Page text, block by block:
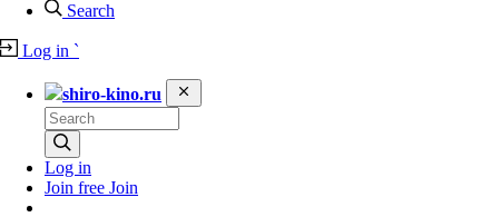
Search
Log in `
shiro-kino.ru
Log in
Join free Join